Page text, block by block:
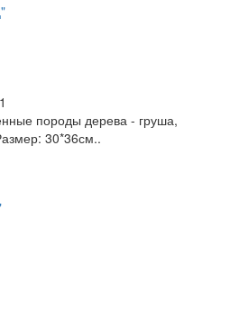
породы дерева - груша,
30*36см..